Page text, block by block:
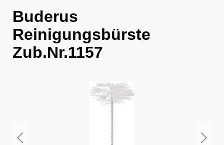
Buderus
Reinigungsbürste
Zub.Nr.1157
Bildergalerie überspringen